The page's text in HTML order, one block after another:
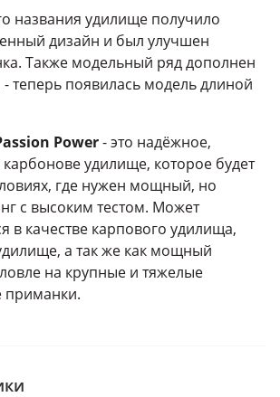
названия удилище получило
дизайн и был улучшен
Также модельный ряд дополнен
теперь появилась модель длиной
Power- это надёжное,
удилище, которое будет
где нужен мощный, но
с высоким тестом. Может
в качестве карпового удилища,
а так же как мощный
на крупные и тяжелые
приманки.